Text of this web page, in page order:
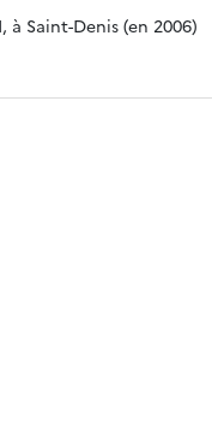
à Saint-Denis (en 2006)